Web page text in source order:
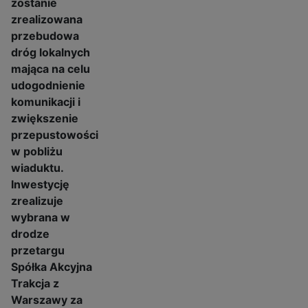
zostanie
zrealizowana
przebudowa
dróg lokalnych
mająca na celu
udogodnienie
komunikacji i
zwiększenie
przepustowości
w pobliżu
wiaduktu.
Inwestycję
zrealizuje
wybrana w
drodze
przetargu
Spółka Akcyjna
Trakcja z
Warszawy za